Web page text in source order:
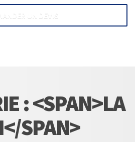
UN DEVIS
: <SPAN>LA
SPAN>